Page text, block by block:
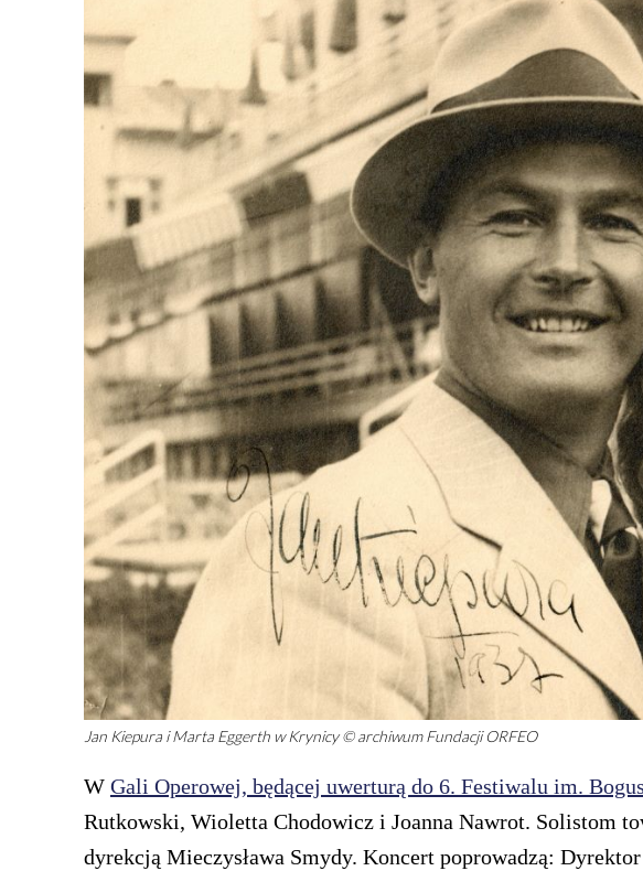
Jan Kiepura i Marta Eggerth w Krynicy © archiwum Fundacji ORFEO
W Gali Operowej, będącej uwerturą do 6. Festiwalu im.
Rutkowski, Wioletta Chodowicz i Joanna Nawrot. Solistom
dyrekcją Mieczysława Smydy. Koncert poprowadzą: